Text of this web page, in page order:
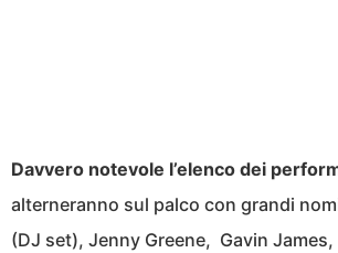
Davvero notevole l’elenco dei
alterneranno sul palco con grandi
(DJ set), Jenny Greene, Gavin